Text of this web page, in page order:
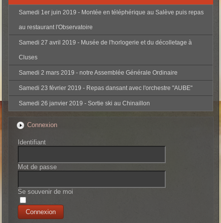
Samedi 1er juin 2019 - Montée en téléphérique au Salève puis repas
au restaurant l'Observatoire
Samedi 27 avril 2019 - Musée de l'horlogerie et du décolletage à
Cluses
Samedi 2 mars 2019 - notre Assemblée Générale Ordinaire
Samedi 23 février 2019 - Repas dansant avec l'orchestre "AUBE"
Samedi 26 janvier 2019 - Sortie ski au Chinaillon
Connexion
Identifiant
Mot de passe
Se souvenir de moi